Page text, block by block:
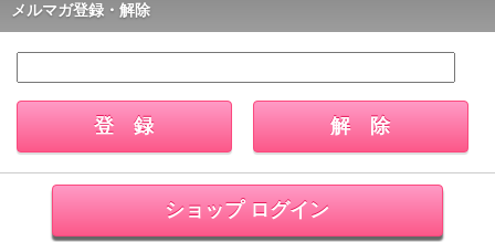
メルマガ登録・解除
ショップ ログイン